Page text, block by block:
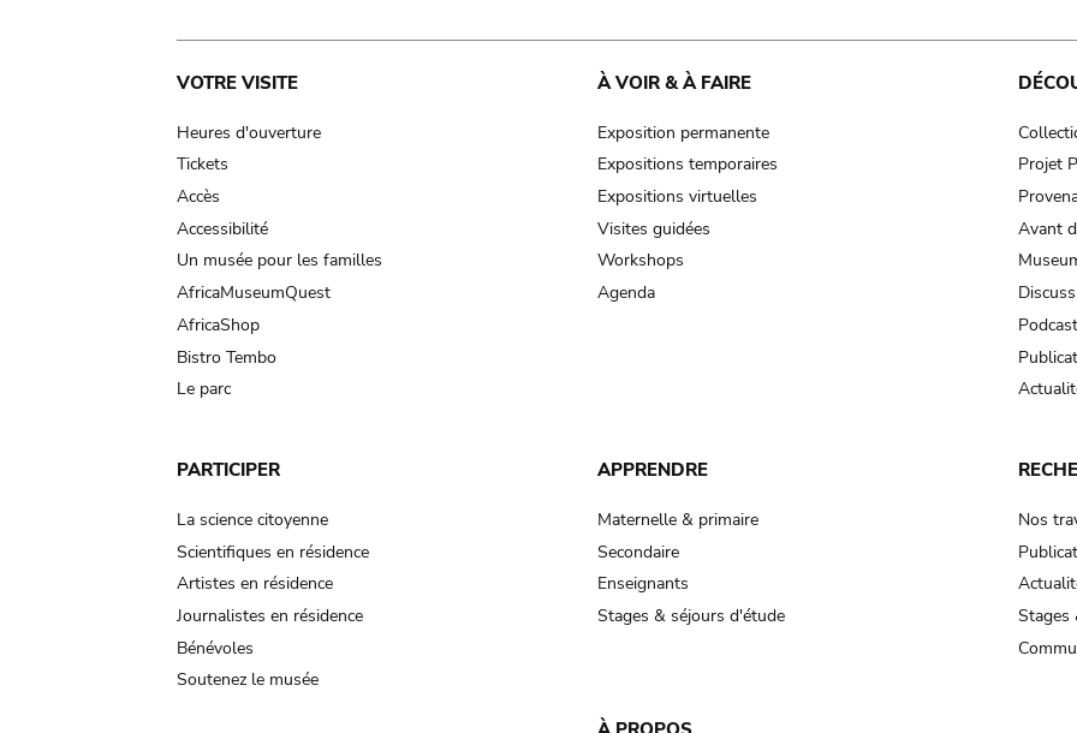
Main
navigation
VOTRE VISITE
Heures d'ouverture
Tickets
Accès
Accessibilité
Un musée pour les familles
AfricaMuseumQuest
AfricaShop
Bistro Tembo
Le parc
À VOIR & À FAIRE
Exposition permanente
Expositions temporaires
Expositions virtuelles
Visites guidées
Workshops
Agenda
Projet
Avant
PARTICIPER
La science citoyenne
Scientifiques en résidence
Artistes en résidence
Journalistes en résidence
Bénévoles
Soutenez le musée
APPRENDRE
Maternelle & primaire
Secondaire
Enseignants
Stages & séjours d'étude
Nos
Stages